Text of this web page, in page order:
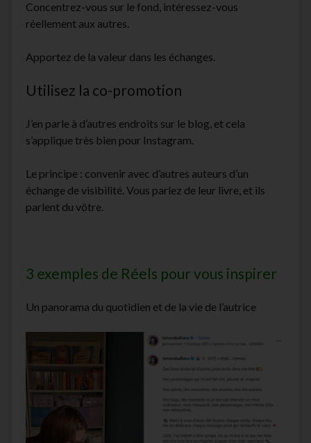
Concentrez-vous sur le fond, intéressez-vous
réellement aux autres.
Apportez de la valeur dans les échanges.
Utilisez la co-promotion
J’en parle à d’autres endroits sur le blog, et cela
s’applique très bien pour Instagram.
Le principe : convenir avec d’autres auteurs d’un
échange de visibilité. Vous parlez de leur livre, et ils
parlent du vôtre.
3 exemples de Réels pour vous inspirer
Un panorama du quotidien et de la vie de l’autrice